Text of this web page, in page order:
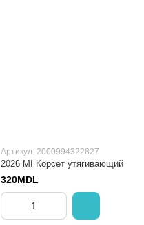
Артикул: 2000994322827
2026 MI Корсет утягивающий
320MDL